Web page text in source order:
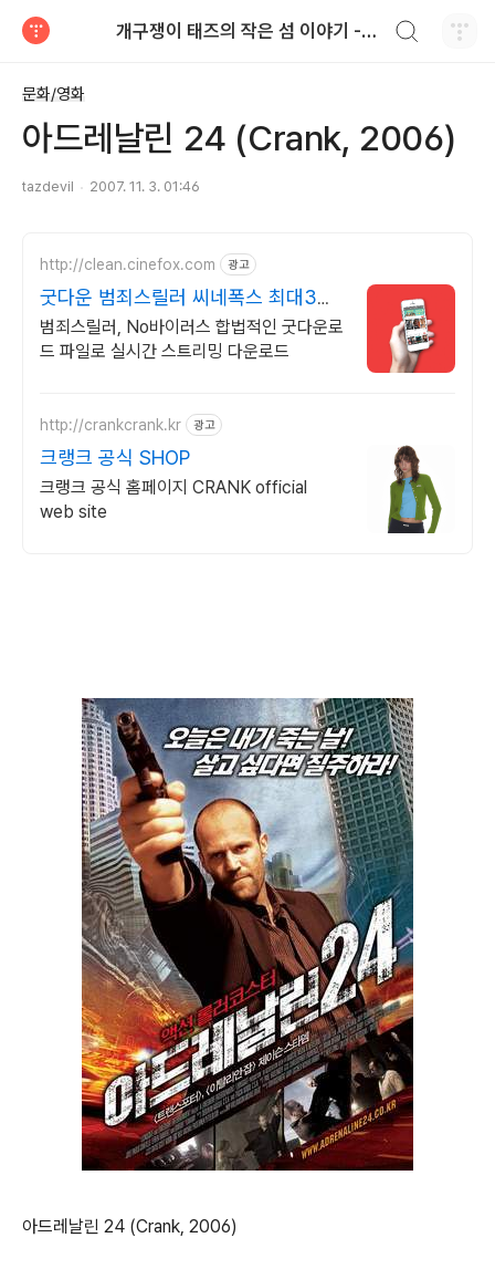
개구쟁이 태즈의 작은 섬 이야기 - blog
문화/영화
아드레날린 24 (Crank, 2006)
tazdevil 2007. 11. 3. 01:46
http://clean.cinefox.com 광고
굿다운 범죄스릴러 씨네폭스 최대3만
원+10%추가적립
범죄스릴러, No바이러스 합법적인 굿다운로
드 파일로 실시간 스트리밍 다운로드
http://crankcrank.kr 광고
크랭크 공식 SHOP
크랭크 공식 홈페이지 CRANK official
web site
아드레날린 24 (Crank, 2006)